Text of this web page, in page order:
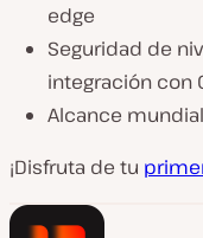
edge
Seguridad de
integración con
Alcance
¡Disfruta de tu